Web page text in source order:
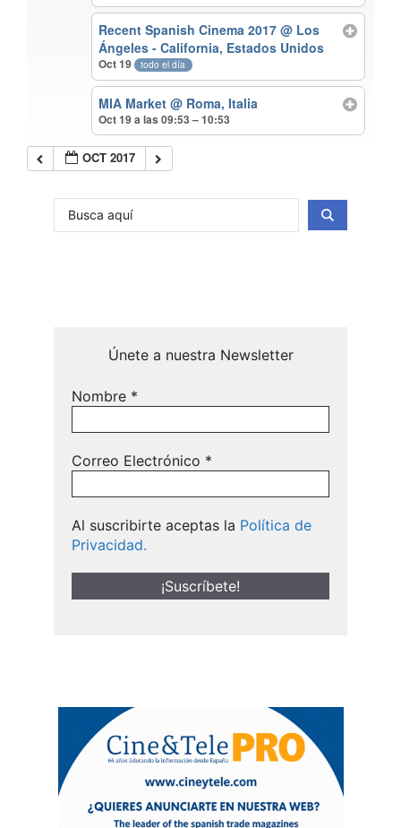
Recent Spanish Cinema 2017@ Los
Ángeles - California, Estados Unidos
Oct 19 todo el día
MIA Market@ Roma, Italia
Oct 19 a las 09:53 – 10:53
OCT 2017
Únete a nuestra Newsletter
Nombre *
Correo Electrónico *
Al suscribirte aceptas la Política de
Privacidad.